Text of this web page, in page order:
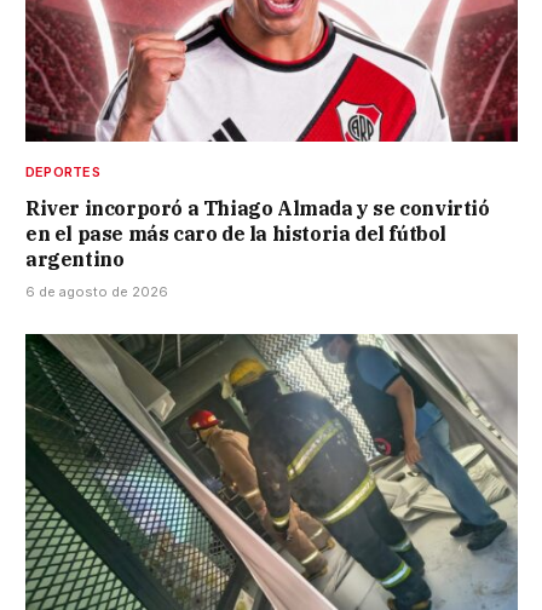
DEPORTES
River incorporó a Thiago Almada y se convirtió
en el pase más caro de la historia del fútbol
argentino
6 de agosto de 2026